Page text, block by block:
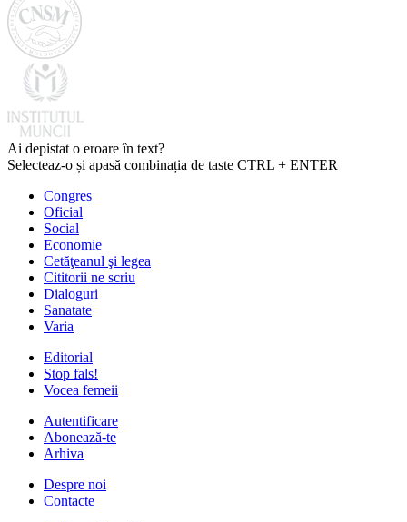
Ai depistat o eroare în text?
Selecteaz-o și apasă combinația de taste CTRL + ENTER
Congres
Oficial
Social
Economie
Cetăţeanul şi legea
Cititorii ne scriu
Dialoguri
Sanatate
Varia
Editorial
Stop fals!
Vocea femeii
Autentificare
Abonează-te
Arhiva
Despre noi
Contacte